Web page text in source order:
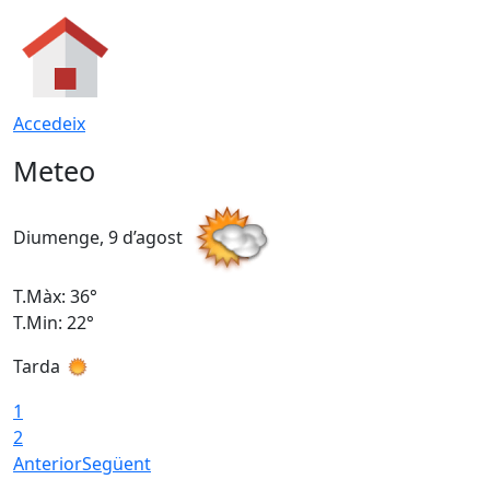
Accedeix
Meteo
Diumenge, 9 d’agost
T.Màx: 36°
T.Min: 22°
Tarda
1
2
AnteriorSegüent